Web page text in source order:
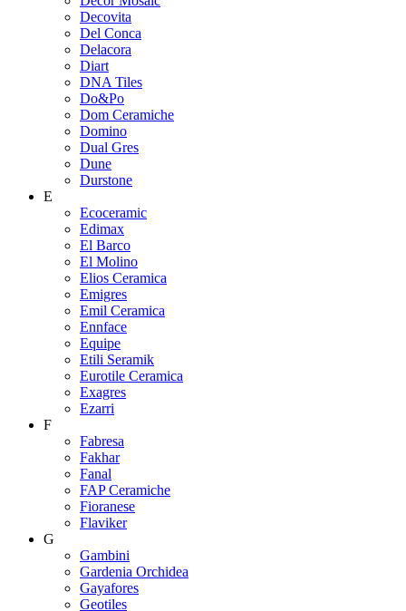
Decovita
Del Conca
Delacora
Diart
DNA Tiles
Do&Po
Dom Ceramiche
Domino
Dual Gres
Dune
Durstone
E
Ecoceramic
Edimax
El Barco
El Molino
Elios Ceramica
Emigres
Emil Ceramica
Ennface
Equipe
Etili Seramik
Eurotile Ceramica
Exagres
Ezarri
F
Fabresa
Fakhar
Fanal
FAP Ceramiche
Fioranese
Flaviker
G
Gambini
Gardenia Orchidea
Gayafores
Geotiles